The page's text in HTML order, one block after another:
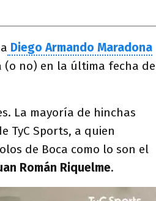
Diego Armando Maradona
(o no) en la última fecha de
La mayoría de hinchas
TyC Sports, a quien
de Boca como lo son el
Román Riquelme.